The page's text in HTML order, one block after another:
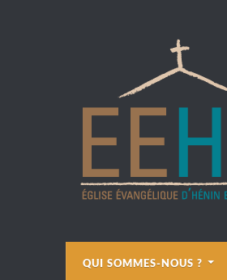
QUI SOMMES-NOUS ?